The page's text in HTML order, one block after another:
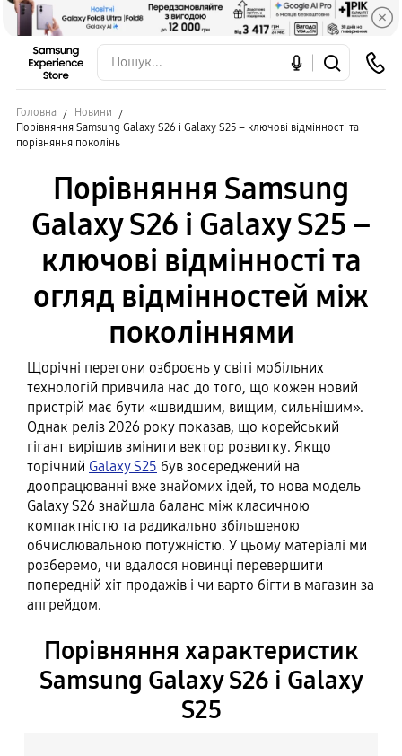
Головна
Новини
Порівняння Samsung Galaxy S26 і Galaxy S25 – ключові відмінності та
порівняння поколінь
Порівняння Samsung
Galaxy S26 і Galaxy S25 –
ключові відмінності та
огляд відмінностей між
поколіннями
Щорічні перегони озброєнь у світі мобільних
технологій привчила нас до того, що кожен новий
пристрій має бути «швидшим, вищим, сильнішим».
Однак реліз 2026 року показав, що корейський
гігант вирішив змінити вектор розвитку. Якщо
торічний Galaxy S25 був зосереджений на
доопрацюванні вже знайомих ідей, то нова модель
Galaxy S26 знайшла баланс між класичною
компактністю та радикально збільшеною
обчислювальною потужністю. У цьому матеріалі ми
розберемо, чи вдалося новинці перевершити
попередній хіт продажів і чи варто бігти в магазин за
апгрейдом.
Порівняння характеристик
Samsung Galaxy S26 і Galaxy
S25